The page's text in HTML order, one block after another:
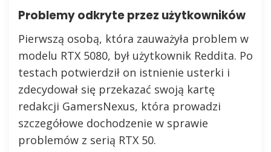
Problemy odkryte przez użytkowników
Pierwszą osobą, która zauważyła problem w
modelu RTX 5080, był użytkownik Reddita. Po
testach potwierdził on istnienie usterki i
zdecydował się przekazać swoją kartę
redakcji GamersNexus, która prowadzi
szczegółowe dochodzenie w sprawie
problemów z serią RTX 50.